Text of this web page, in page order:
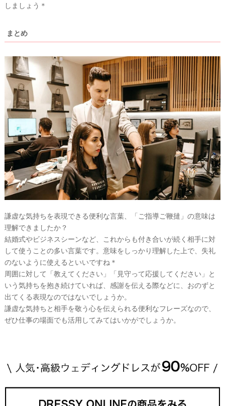
しましょう＊
まとめ
謙虚な気持ちを表現できる便利な言葉、「ご指導ご鞭撻」の意味は
理解できましたか？
結婚式やビジネスシーンなど、これからも付き合いが続く相手に対
して使うことの多い言葉です。意味をしっかり理解した上で、失礼
のないように使えるといいですね＊
周囲に対して「教えてください」「見守って応援してください」と
いう気持ちを抱き続けていれば、感謝を伝える際などに、おのずと
出てくる表現なのではないでしょうか。
謙虚な気持ちと相手を敬う心を伝えられる便利なフレーズなので、
ぜひ仕事の場面でも活用してみてはいかがでしょうか。